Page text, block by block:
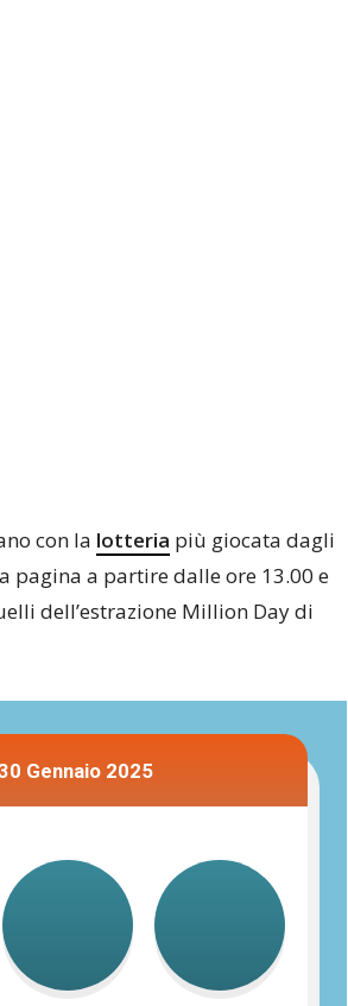
con la lotteria più giocata dagli
pagina a partire dalle ore 13.00 e
dell’estrazione Million Day di
Gennaio 2025